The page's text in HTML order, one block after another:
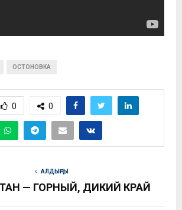
ОСТОНОВКА
0 0
АЛДЫҢҒЫ
— ГОРНЫЙ, ДИКИЙ КРАЙ